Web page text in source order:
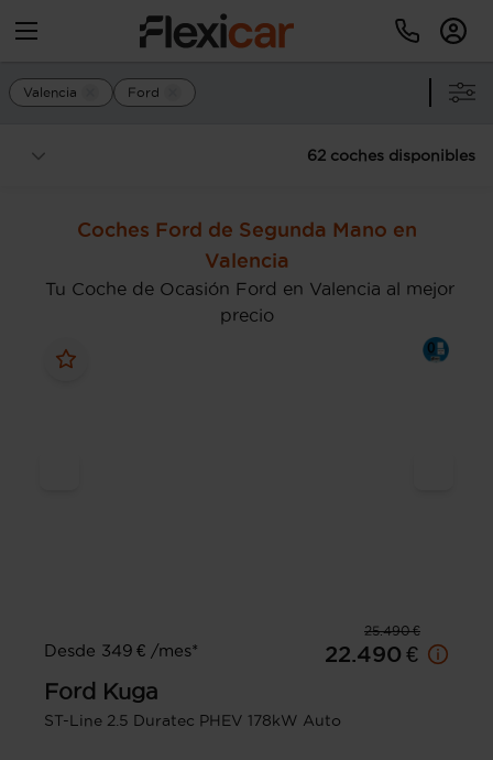
Valencia Ford
62 coches disponibles
Coches Ford de Segunda Mano en
Valencia
Tu Coche de Ocasión Ford en Valencia al mejor
precio
25.490 €
Desde 349 € /mes*
22.490 €
Ford Kuga
ST-Line 2.5 Duratec PHEV 178kW Auto